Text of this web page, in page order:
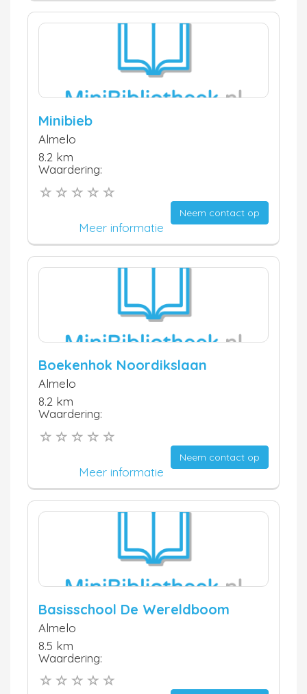
Minibieb
Almelo
8.2 km
Waardering:
Neem contact op
Meer informatie
Boekenhok Noordikslaan
Almelo
8.2 km
Waardering:
Neem contact op
Meer informatie
Basisschool De Wereldboom
Almelo
8.5 km
Waardering: